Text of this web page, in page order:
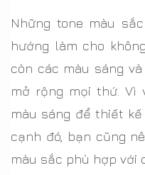
Những tone màu
hướng làm cho
còn các màu sáng
mở rộng mọi thứ. Vì
màu sáng để thiết
cạnh đó, bạn cũng
màu sắc phù hợp với